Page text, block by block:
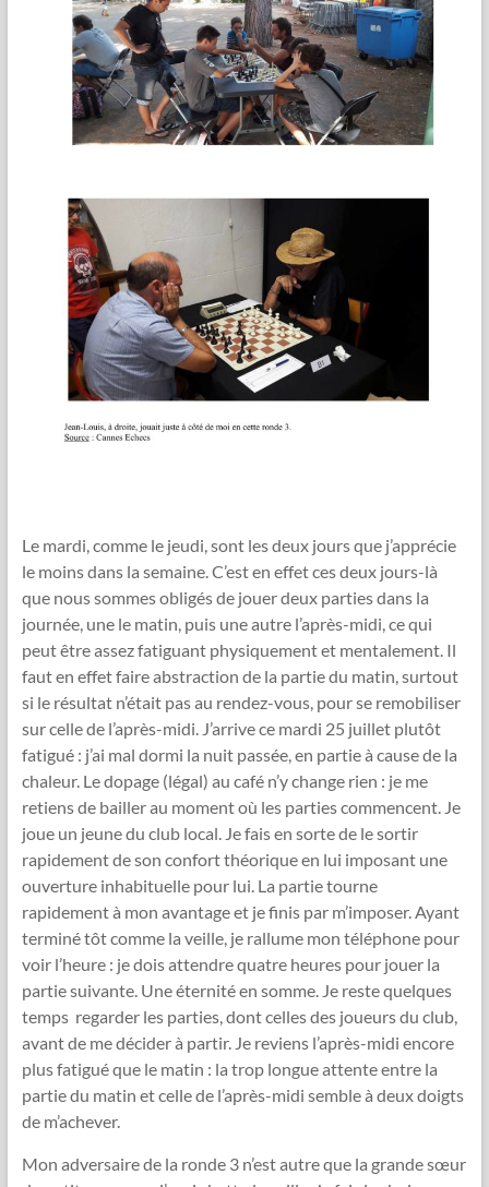
Le mardi, comme le jeudi, sont les deux jours que j’apprécie
le moins dans la semaine. C’est en effet ces deux jours-là
que nous sommes obligés de jouer deux parties dans la
journée, une le matin, puis une autre l’après-midi, ce qui
peut être assez fatiguant physiquement et mentalement. Il
faut en effet faire abstraction de la partie du matin, surtout
si le résultat n’était pas au rendez-vous, pour se remobiliser
sur celle de l’après-midi. J’arrive ce mardi 25 juillet plutôt
fatigué : j’ai mal dormi la nuit passée, en partie à cause de la
chaleur. Le dopage (légal) au café n’y change rien : je me
retiens de bailler au moment où les parties commencent. Je
joue un jeune du club local. Je fais en sorte de le sortir
rapidement de son confort théorique en lui imposant une
ouverture inhabituelle pour lui. La partie tourne
rapidement à mon avantage et je finis par m’imposer. Ayant
terminé tôt comme la veille, je rallume mon téléphone pour
voir l’heure : je dois attendre quatre heures pour jouer la
partie suivante. Une éternité en somme. Je reste quelques
temps regarder les parties, dont celles des joueurs du club,
avant de me décider à partir. Je reviens l’après-midi encore
plus fatigué que le matin : la trop longue attente entre la
partie du matin et celle de l’après-midi semble à deux doigts
de m’achever.
Mon adversaire de la ronde 3 n’est autre que la grande sœur